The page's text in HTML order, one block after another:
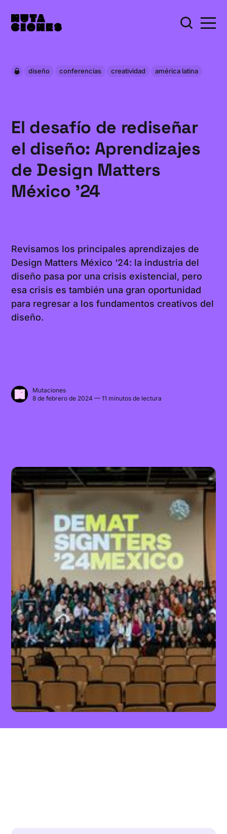
diseño conferencias creatividad américa latina
El desafío de rediseñar
el diseño: Aprendizajes
de Design Matters
México '24
Revisamos los principales aprendizajes de
Design Matters México ‘24: la industria del
diseño pasa por una crisis existencial, pero
esa crisis es también una gran oportunidad
para regresar a los fundamentos creativos del
diseño.
Mutaciones
8 de febrero de 2024 — 11 minutos de lectura